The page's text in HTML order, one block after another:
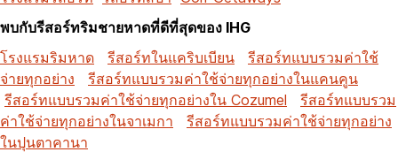
พบกับรีสอร์ทริมชายหาดที่ดีที่สุดของ IHG
โรงแรมริมหาด
รีสอร์ทในแคริบเบียน
รีสอร์ทแบบรวมค่าใช้
จ่ายทุกอย่าง
รีสอร์ทแบบรวมค่าใช้จ่ายทุกอย่างในแคนคูน
รีสอร์ทแบบรวมค่าใช้จ่ายทุกอย่างใน Cozumel
รีสอร์ทแบบรวม
ค่าใช้จ่ายทุกอย่างในจาเมกา
รีสอร์ทแบบรวมค่าใช้จ่ายทุกอย่าง
ในปุนตาคานา